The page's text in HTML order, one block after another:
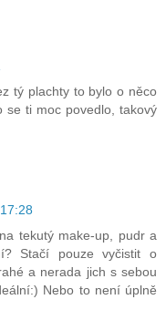
tý plachty to bylo o něco
se ti moc povedlo, takový
tekutý make-up, pudr a
Stačí pouze vyčistit o
a nerada jich s sebou
Nebo to není úplně